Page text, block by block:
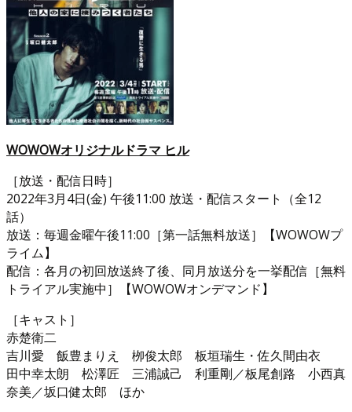
WOWOWオリジナルドラマ ヒル
［放送・配信日時］
2022年3月4日(金) 午後11:00 放送・配信スタート（全12
話）
放送：毎週金曜午後11:00［第一話無料放送］【WOWOWプ
ライム】
配信：各月の初回放送終了後、同月放送分を一挙配信［無料
トライアル実施中］【WOWOWオンデマンド】
［キャスト］
赤楚衛二
吉川愛 飯豊まりえ 栁俊太郎 板垣瑞生・佐久間由衣
田中幸太朗 松澤匠 三浦誠己 利重剛／板尾創路 小西真
奈美／坂口健太郎 ほか